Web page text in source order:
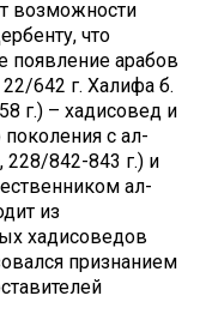
возможности
что
появление арабов
642 г. Халифа б.
г.) – хадисовед и
поколения с ал-
842-843 г.) и
ал-
из
хадисоведов
признанием